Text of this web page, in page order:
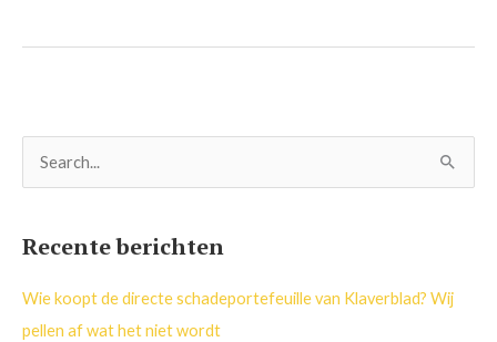
n
a
Recente berichten
Wie koopt de directe schadeportefeuille van Klaverblad? Wij
pellen af wat het niet wordt